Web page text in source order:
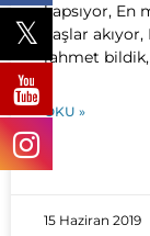
kapsıyor, En
yaşlar
rahmet bildik,
OKU »
15 Haziran 2019